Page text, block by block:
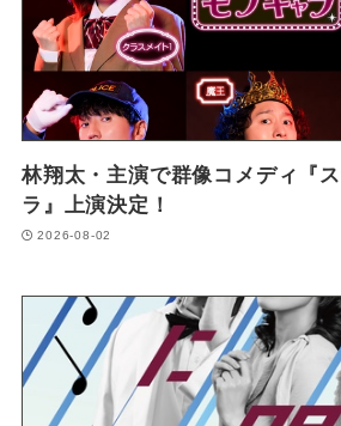
林翔太・主演で群像コメディ『
ラ』上演決定！
2026-08-02